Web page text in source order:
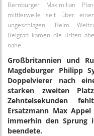
Bernburger Maximilian
mittlerweile seit über
ungeschlagen. Beim
Belgrad kamen die Briten
nahe.
Großbritannien und
Magdeburger Philipp
Doppelvierer nach
starken zweiten
Zehntelsekunden
Ersatzmann Max
immerhin den Sprung
beendete.